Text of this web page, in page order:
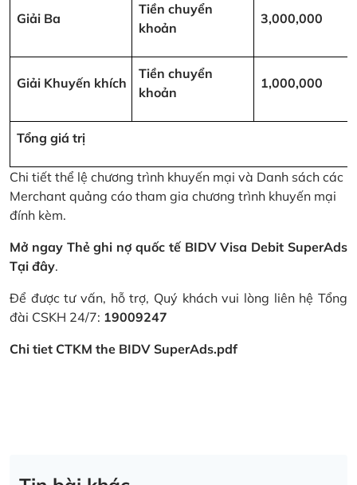
Giải Ba
Tiền chuyển
khoản
3,000,000
Giải Khuyến khích
Tiền chuyển
khoản
1,000,000
Tổng giá trị
Chi tiết thể lệ chương trình khuyến mại và Danh sách các
Merchant quảng cáo tham gia chương trình khuyến mại
đính kèm.
Mở ngay Thẻ ghi nợ quốc tế BIDV Visa Debit SuperAds
Tại đây.
Để được tư vấn, hỗ trợ, Quý khách vui lòng liên hệ Tổng
đài CSKH 24/7: 19009247
Chi tiet CTKM the BIDV SuperAds.pdf